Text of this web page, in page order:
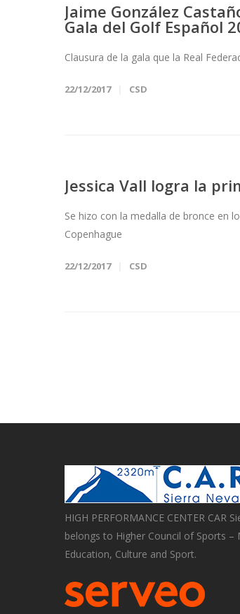
Jaime González
Gala del Golf Español
Clausura de la gala que la Real
22/12/2017 CSD
Jessica Vall logra la
Se hizo con la medalla de bronce en
Copenhague
22/12/2017 CSD
HIGH PERFORMANCE CENTER CAR
belongs to Higher Council of Sports –
Education, Culture and Sport.